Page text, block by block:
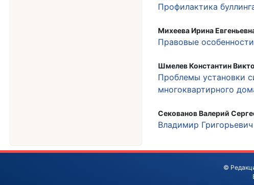
Профилактика
Михеева Ирина
Правовые
Шмелев Константин
Проблемы установки
многоквартирного
Секованов Валерий
Владимир
©